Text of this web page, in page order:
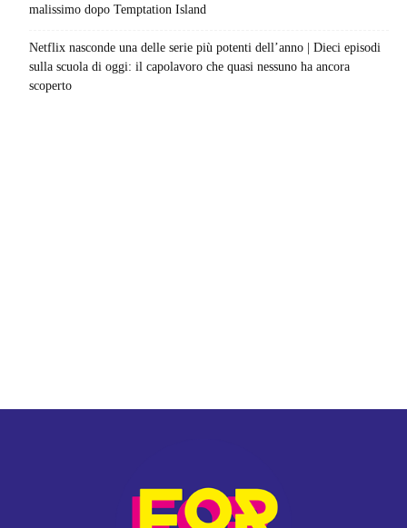
malissimo dopo Temptation Island
Netflix nasconde una delle serie più potenti dell’anno | Dieci episodi
sulla scuola di oggi: il capolavoro che quasi nessuno ha ancora
scoperto